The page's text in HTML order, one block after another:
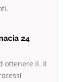
24
ottenere il. Il